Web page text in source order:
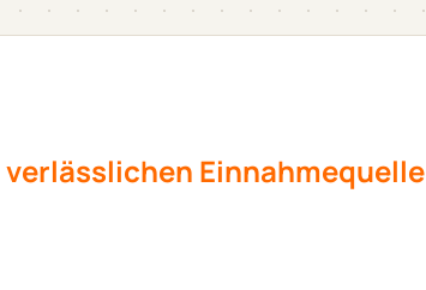
verlässlichen Einnahmequelle